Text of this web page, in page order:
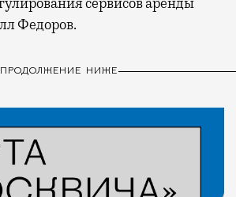
Федоров.
ПРОДОЛЖЕНИЕ НИЖЕ